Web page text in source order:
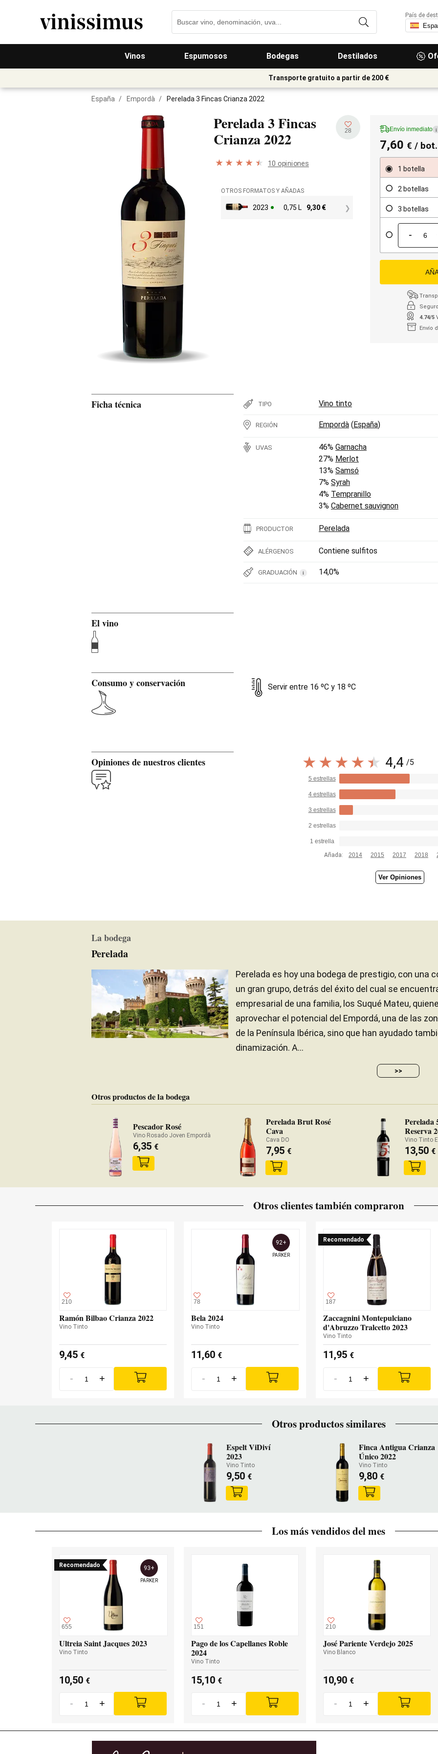
Vinos Espumosos Bodegas Destilados
País de
Transporte gratuito a partir de 200 €
España / Empordà / Perelada 3 Fincas Crianza 2022
Perelada 3 Fincas
Crianza2022 28
10 opiniones
OTROS FORMATOS Y AÑADAS
2023 0,75 L 9,30 €
Envío inmediato i
7,60 € /
1 botella
2 botellas
3 botellas
-
4.74/5
Envío
Ficha técnica TIPO Vino tinto
REGIÓN Empordà (España)
UVAS 46% Garnacha
27% Merlot
13% Samsó
7% Syrah
4% Tempranillo
3% Cabernet sauvignon
PRODUCTOR Perelada
ALÉRGENOS Contiene sulfitos
GRADUACIÓN i 14,0%
El vino
Consumo y conservación Servir entre 16 ºC y 18 ºC
Opiniones de nuestros clientes 4,4 /5
5 estrellas
4 estrellas
3 estrellas
2 estrellas
1 estrella
Añada:
2014 2015 2017 2018
Ver Opiniones
La bodega
Perelada
Perelada es hoy una bodega de prestigio, con una
un gran grupo, detrás del éxito del cual se
empresarial de una familia, los Suqué Mateu,
aprovechar el potencial del Empordá, una de las
de la Península Ibérica, sino que han ayudado
dinamización. A...
>>
Otros productos de la bodega
Pescador Rosé
Vino Rosado Joven Empordà
6,35 €
Perelada Brut Rosé
Cava
Cava DO
7,95 €
Perelada
Reserva
Vino Tinto
13,50 €
Otros clientes también compraron
210
Ramón Bilbao Crianza 2022
Vino Tinto
9,45 €
- +
78
92+
PARKER
Bela 2024
Vino Tinto
11,60 €
- +
Recomendado
187
Zaccagnini Montepulciano
d'Abruzzo Tralcetto 2023
Vino Tinto
11,95 €
- +
Otros productos similares
Espelt ViDiví
2023
Vino Tinto
9,50 €
Finca Antigua Crianza
Único 2022
Vino Tinto
9,80 €
Los más vendidos del mes
Recomendado
655
93+
PARKER
Ultreia Saint Jacques 2023
Vino Tinto
10,50 €
- +
151
Pago de los Capellanes Roble
2024
Vino Tinto
15,10 €
- +
210
José Pariente Verdejo 2025
Vino Blanco
10,90 €
- +